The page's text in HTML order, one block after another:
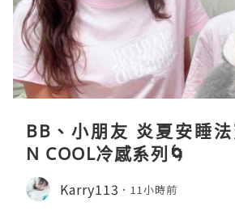
BB、小朋友 炎夏安睡
N COOL冷感系列🌀
Karry113 11小時前